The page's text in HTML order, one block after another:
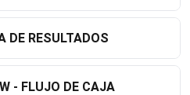
DE RESULTADOS
- FLUJO DE CAJA